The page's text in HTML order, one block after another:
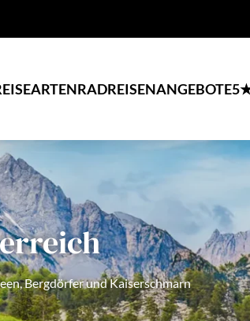
RADREISENANGEBOTE
Bergdörfer und Kaiserschmarn